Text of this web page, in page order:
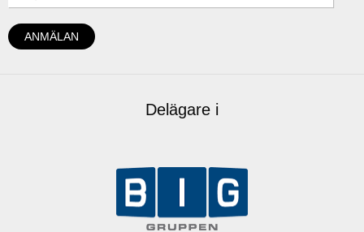
Delägare i